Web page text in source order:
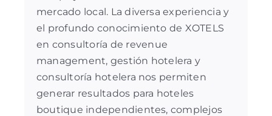
mercado local. La diversa experiencia y
el profundo conocimiento de XOTELS
en consultoría de revenue
management, gestión hotelera y
consultoría hotelera nos permiten
generar resultados para hoteles
boutique independientes, complejos